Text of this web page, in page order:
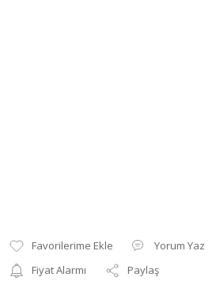
Yorum Yaz
Fiyat Alarmı
Paylaş